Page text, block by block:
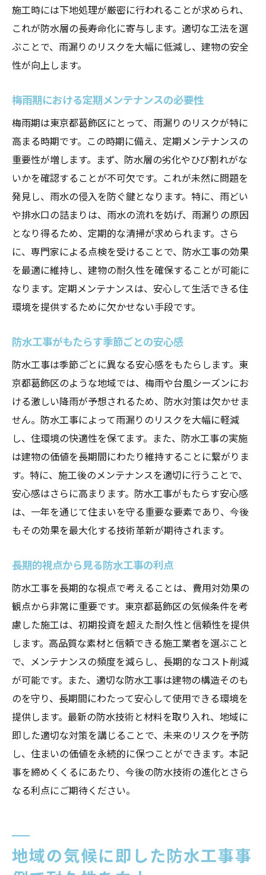
施工時には下地処理が厳密に行われることが求められ、
これが防水層の長寿命化に寄与します。適切な工法を選
ぶことで、雨漏りのリスクを大幅に低減し、建物の安全
性が向上します。
梅雨期における定期メンテナンスの必要性
梅雨期は東京都葛飾区にとって、雨漏りのリスクが特に
高まる時期です。この時期に備え、定期メンテナンスの
重要性が増します。まず、防水層の劣化やひび割れがな
いかを確認することが不可欠です。これが未然に問題を
発見し、雨水の侵入を防ぐ鍵となります。特に、雨どい
や排水口の詰まりは、雨水の流れを妨げ、雨漏りの原因
となり得るため、定期的な清掃が求められます。さら
に、専門家による点検を受けることで、防水工事の効果
を最適に維持し、建物の耐久性を確保することが可能に
なります。定期メンテナンスは、安心して生活できる住
環境を提供するために欠かせない手段です。
防水工事がもたらす季節ごとの安心感
防水工事は季節ごとに異なる安心感をもたらします。東
京都葛飾区のような地域では、梅雨や台風シーズンにお
ける激しい降雨が予想されるため、防水対策は欠かせま
せん。防水工事によって雨漏りのリスクを大幅に軽減
し、住環境の快適性を保てます。また、防水工事の実施
は建物の価値を長期間にわたり維持することに繋がりま
す。特に、施工後のメンテナンスを適切に行うことで、
安心感はさらに高まります。防水工事がもたらす安心感
は、一年を通じて住まいを守る重要な要素であり、今後
もその効果を最大化する技術革新が期待されます。
長期的視点から見る防水工事の利点
防水工事を長期的な視点で考えることは、費用対効果の
観点から非常に重要です。東京都葛飾区の気候条件を考
慮した施工は、初期投資を超えた耐久性と信頼性を提供
します。高品質な素材と信頼できる施工業者を選ぶこと
で、メンテナンスの頻度を減らし、長期的なコスト削減
が可能です。また、適切な防水工事は建物の構造そのも
のを守り、長期間にわたって安心して使用できる環境を
提供します。最新の防水技術と材料を取り入れ、地域に
即した適切な対策を講じることで、未来のリスクを予防
し、住まいの価値を永続的に保つことができます。本記
事を締めくくるにあたり、今後の防水技術の進化とさら
なる利点にご期待ください。
地域の気候に即した防水工事事